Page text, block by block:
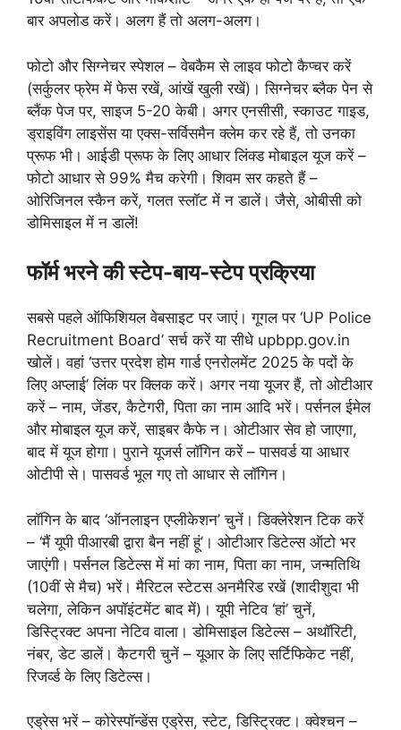
बार अपलोड करें। अलग हैं तो अलग-अलग।
फोटो और सिग्नेचर स्पेशल – वेबकैम से लाइव फोटो कैप्चर करें
(सर्कुलर फ्रेम में फेस रखें, आंखें खुली रखें)। सिग्नेचर ब्लैक पेन से
ब्लैंक पेज पर, साइज 5-20 केबी। अगर एनसीसी, स्काउट गाइड,
ड्राइविंग लाइसेंस या एक्स-सर्विसमैन क्लेम कर रहे हैं, तो उनका
प्रूफ भी। आईडी प्रूफ के लिए आधार लिंक्ड मोबाइल यूज करें –
फोटो आधार से 99% मैच करेगी। शिवम सर कहते हैं –
ओरिजिनल स्कैन करें, गलत स्लॉट में न डालें। जैसे, ओबीसी को
डोमिसाइल में न डालें!
फॉर्म भरने की स्टेप-बाय-स्टेप प्रक्रिया
सबसे पहले ऑफिशियल वेबसाइट पर जाएं। गूगल पर ‘UP Police
Recruitment Board’ सर्च करें या सीधे upbpp.gov.in
खोलें। वहां ‘उत्तर प्रदेश होम गार्ड एनरोलमेंट 2025 के पदों के
लिए अप्लाई’ लिंक पर क्लिक करें। अगर नया यूजर हैं, तो ओटीआर
करें – नाम, जेंडर, कैटेगरी, पिता का नाम आदि भरें। पर्सनल ईमेल
और मोबाइल यूज करें, साइबर कैफे न। ओटीआर सेव हो जाएगा,
बाद में यूज होगा। पुराने यूजर्स लॉगिन करें – पासवर्ड या आधार
ओटीपी से। पासवर्ड भूल गए तो आधार से लॉगिन।
लॉगिन के बाद ‘ऑनलाइन एप्लीकेशन’ चुनें। डिक्लेरेशन टिक करें
– ‘मैं यूपी पीआरबी द्वारा बैन नहीं हूं’। ओटीआर डिटेल्स ऑटो भर
जाएंगी। पर्सनल डिटेल्स में मां का नाम, पिता का नाम, जन्मतिथि
(10वीं से मैच) भरें। मैरिटल स्टेटस अनमैरिड रखें (शादीशुदा भी
चलेगा, लेकिन अपॉइंटमेंट बाद में)। यूपी नेटिव ‘हां’ चुनें,
डिस्ट्रिक्ट अपना नेटिव वाला। डोमिसाइल डिटेल्स – अथॉरिटी,
नंबर, डेट डालें। कैटगरी चुनें – यूआर के लिए सर्टिफिकेट नहीं,
रिजर्व्ड के लिए डिटेल्स।
एड्रेस भरें – कोरेस्पॉन्डेंस एड्रेस, स्टेट, डिस्ट्रिक्ट। क्वेश्चन –